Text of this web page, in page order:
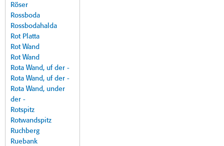
Röser
Rossboda
Rossbodahalda
Rot Platta
Rot Wand
Rot Wand
Rota Wand, uf der -
Rota Wand, uf der -
Rota Wand, under
der -
Rotspitz
Rotwandspitz
Ruchberg
Ruebank